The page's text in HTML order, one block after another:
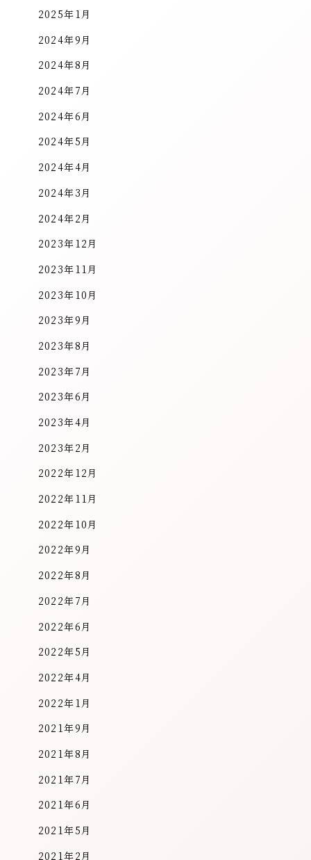
2025年1月
2024年9月
2024年8月
2024年7月
2024年6月
2024年5月
2024年4月
2024年3月
2024年2月
2023年12月
2023年11月
2023年10月
2023年9月
2023年8月
2023年7月
2023年6月
2023年4月
2023年2月
2022年12月
2022年11月
2022年10月
2022年9月
2022年8月
2022年7月
2022年6月
2022年5月
2022年4月
2022年1月
2021年9月
2021年8月
2021年7月
2021年6月
2021年5月
2021年2月